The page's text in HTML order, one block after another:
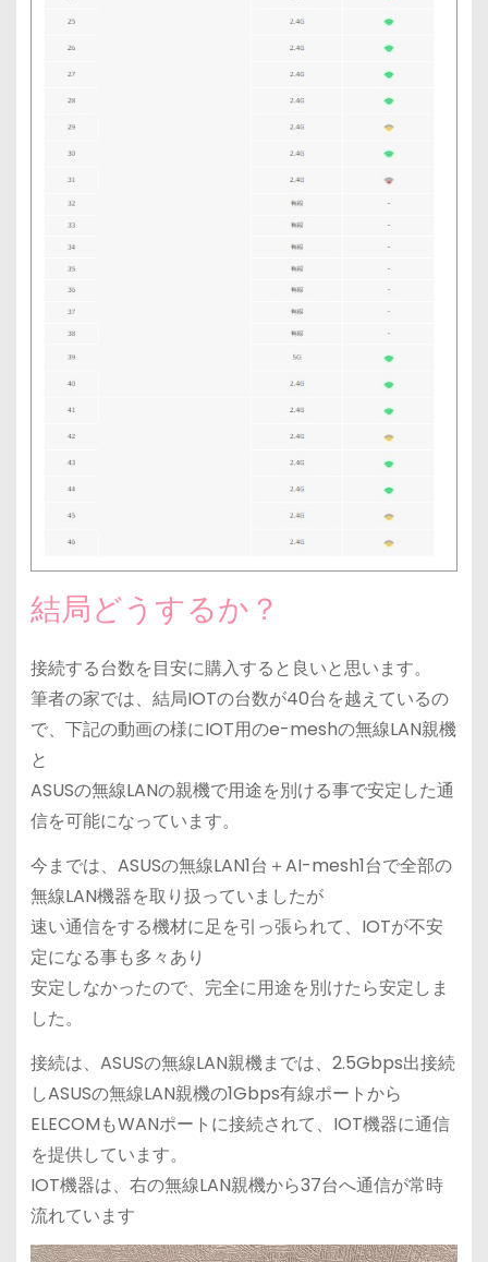
結局どうするか？
接続する台数を目安に購入すると良いと思います。
筆者の家では、結局IOTの台数が40台を越えているの
で、下記の動画の様にIOT用のe-meshの無線LAN親機
と
ASUSの無線LANの親機で用途を別ける事で安定した通
信を可能になっています。
今までは、ASUSの無線LAN1台＋AI-mesh1台で全部の
無線LAN機器を取り扱っていましたが
速い通信をする機材に足を引っ張られて、IOTが不安
定になる事も多々あり
安定しなかったので、完全に用途を別けたら安定しま
した。
接続は、ASUSの無線LAN親機までは、2.5Gbps出接続
しASUSの無線LAN親機の1Gbps有線ポートから
ELECOMもWANポートに接続されて、IOT機器に通信
を提供しています。
IOT機器は、右の無線LAN親機から37台へ通信が常時
流れています